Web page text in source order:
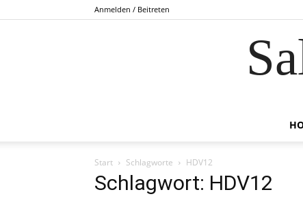
Anmelden / Beitreten
Start Schlagworte HDV12
Schlagwort: HDV12